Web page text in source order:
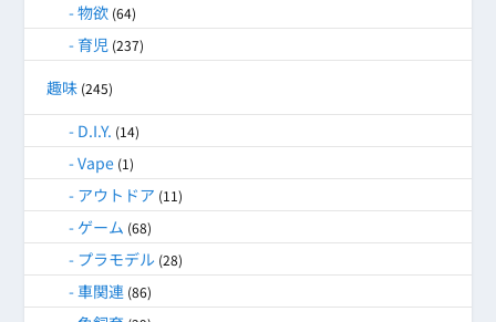
物欲 (64)
育児 (237)
趣味 (245)
D.I.Y. (14)
Vape (1)
アウトドア (11)
ゲーム (68)
プラモデル (28)
車関連 (86)